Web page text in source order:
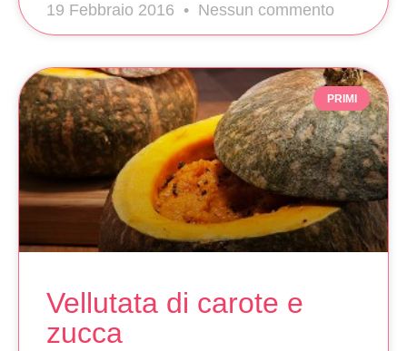
19 Febbraio 2016 Nessun commento
PRIMI
Vellutata di carote e
zucca